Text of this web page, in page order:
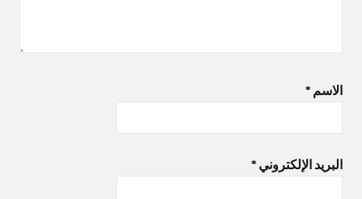
الاسم *
البريد الإلكتروني *